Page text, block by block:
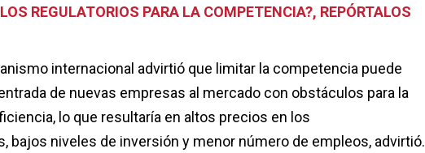
REGULATORIOS PARA LA COMPETENCIA?, REPÓRTALOS
internacional advirtió que limitar la competencia puede
de nuevas empresas al mercado con obstáculos para la
lo que resultaría en altos precios en los
bajos niveles de inversión y menor número de empleos, advirtió.